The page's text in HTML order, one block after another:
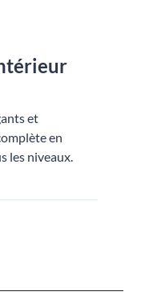
et
en
les niveaux.